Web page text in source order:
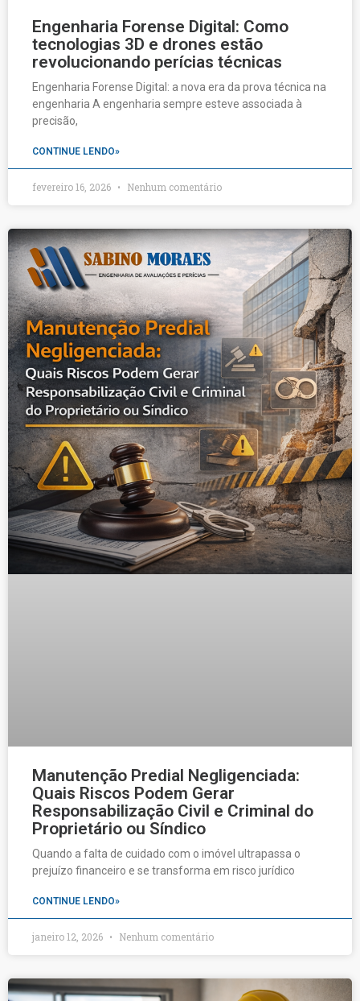
Engenharia Forense Digital: Como
tecnologias 3D e drones estão
revolucionando perícias técnicas
Engenharia Forense Digital: a nova era da prova técnica na
engenharia A engenharia sempre esteve associada à
precisão,
CONTINUE LENDO»
fevereiro 16, 2026 Nenhum comentário
Manutenção Predial Negligenciada:
Quais Riscos Podem Gerar
Responsabilização Civil e Criminal do
Proprietário ou Síndico
Quando a falta de cuidado com o imóvel ultrapassa o
prejuízo financeiro e se transforma em risco jurídico
CONTINUE LENDO»
janeiro 12, 2026 Nenhum comentário